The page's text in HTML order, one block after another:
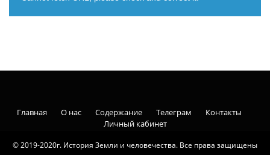
© 2019-2020г. История Земли и человечества. Все права защищены
Главная О нас Содержание Телеграм
Контакты
Личный кабинет